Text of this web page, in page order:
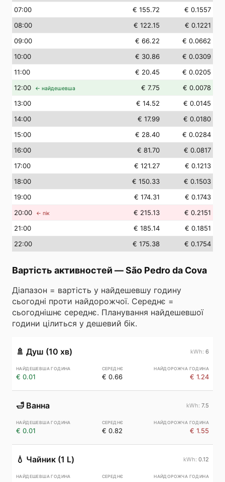
07:00 € 155.72
€ 0.1557
08:00 € 122.15
€ 0.1221
09:00 € 66.22
€ 0.0662
10:00 € 30.86
€ 0.0309
11:00 € 20.45
€ 0.0205
12:00 ← найдешевша € 7.75
€ 0.0078
13:00 € 14.52
€ 0.0145
14:00 € 17.99
€ 0.0180
15:00 € 28.40
€ 0.0284
16:00 € 81.70
€ 0.0817
17:00 € 121.27
€ 0.1213
18:00 € 150.33
€ 0.1503
19:00 € 174.31
€ 0.1743
20:00 ← пік € 215.13
€ 0.2151
21:00 € 185.14
€ 0.1851
22:00 € 175.38 € 0.1754
Вартість активностей —São Pedro da Cova
Діапазон = вартість у найдешевшу годину
сьогодні проти найдорожчої. Середнє =
сьогоднішнє середнє. Планування найдешевшої
години цілиться у дешевий бік.
🚿 Душ (10 хв) 6
€ 0.01 € 0.66 € 1.24
🛁 Ванна 7.5
€ 0.01 € 0.82 € 1.55
💧 Чайник (1 L) 0.12